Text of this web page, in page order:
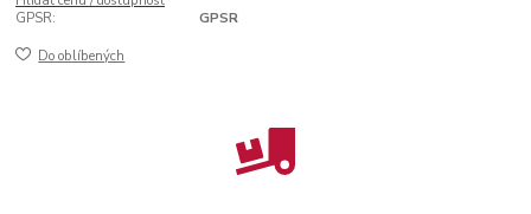
GPSR:
GPSR
Do oblíbených